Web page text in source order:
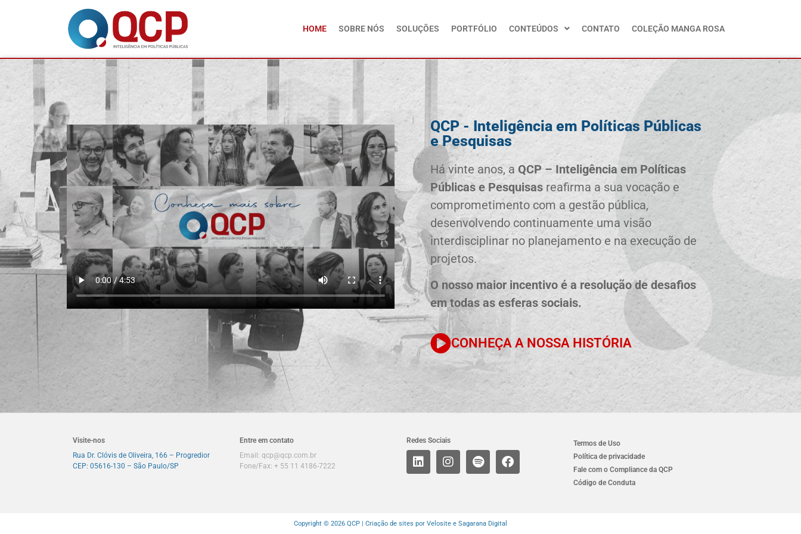
HOME SOBRE NÓS SOLUÇÕES PORTFÓLIO CONTEÚDOS CONTATO COLEÇÃO MANGA ROSA
QCP - Inteligência em Políticas Públicas
e Pesquisas
Há vinte anos, a QCP – Inteligência em Políticas
Públicas e Pesquisas reafirma a sua vocação e
comprometimento com a gestão pública,
desenvolvendo continuamente uma visão
interdisciplinar no planejamento e na execução de
projetos.
O nosso maior incentivo é a resolução de desafios
em todas as esferas sociais.
CONHEÇA A NOSSA HISTÓRIA
Visite-nos
Rua Dr. Clóvis de Oliveira, 166 – Progredior
CEP: 05616-130 – São Paulo/SP
Entre em contato
Email: qcp@qcp.com.br
Fone/Fax: + 55 11 4186-7222
Redes Sociais
Termos de Uso
Política de privacidade
Fale com o Compliance da QCP
Código de Conduta
Copyright © 2026 QCP | Criação de sites por Velosite e Sagarana Digital